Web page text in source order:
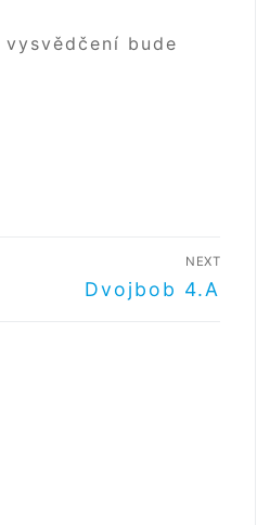
bude
NEXT
Další
Dvojbob 4.A